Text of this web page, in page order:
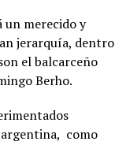
de Londres y el
en los
mundo.
fundó el
realizó giras
y desde 2003
un merecido y
jerarquía, dentro
el balcarceño
Berho.
como